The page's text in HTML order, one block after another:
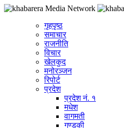
गृहपृष्ठ
समाचार
राजनीति
विचार
खेलकुद
मनोरञ्जन
रिपोर्ट
प्रदेश
प्रदेश नं. १
मधेश
वागमती
गण्डकी